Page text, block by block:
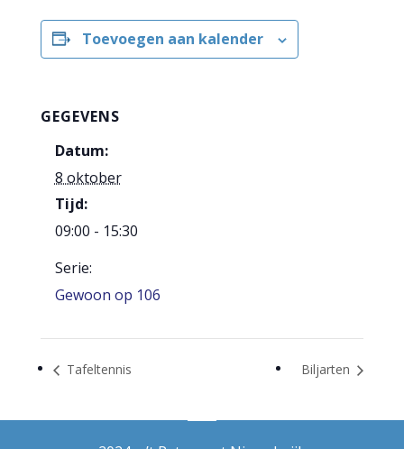
Toevoegen aan kalender
GEGEVENS
Datum:
8 oktober
Tijd:
09:00 - 15:30
Serie:
Gewoon op 106
Tafeltennis Biljarten